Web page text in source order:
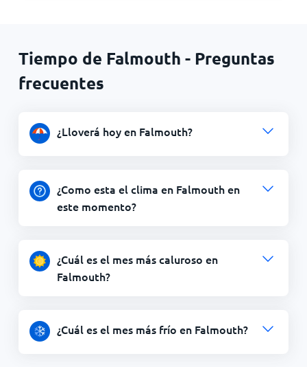
Tiempo de Falmouth - Preguntas
frecuentes
¿Lloverá hoy en Falmouth?
¿Como esta el clima en Falmouth en
este momento?
¿Cuál es el mes más caluroso en
Falmouth?
¿Cuál es el mes más frío en Falmouth?